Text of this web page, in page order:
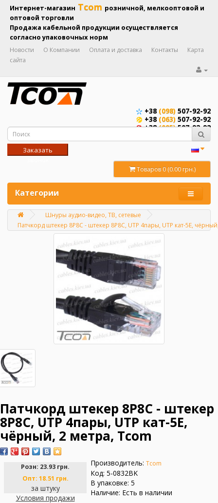
Интернет-магазин Tcom розничной, мелкооптовой и
оптовой торговли
Продажа кабельной продукции осуществляется
согласно упаковочных норм
Новости О Компании Оплата и доставка Контакты
Карта
сайта
+38 (098) 507-92-92
+38 (063) 507-92-92
+38(095)507-92-92
Заказать
Товаров 0 (0.00 грн.)
Категории
Шнуры аудио-видео, ТВ, сетевые
Патчкорд штекер 8Р8С - штекер 8Р8С, UTP 4пары, UTP кат-5E,
Патчкорд штекер 8Р8С - штекер
8Р8С, UTP 4пары, UTP кат-5E,
чёрный, 2 метра, Tcom
Розн: 23.93 грн.
Опт: 18.51 грн.
за штуку
Условия продажи
Производитель: Tcom
Код: 5-0832BK
В упаковке: 5
Наличие: Есть в наличии